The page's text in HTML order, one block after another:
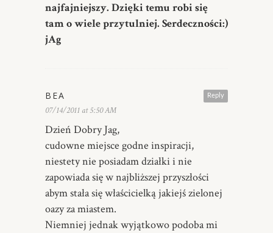
najfajniejszy. Dzięki temu robi się
tam o wiele przytulniej. Serdeczności:)
jAg
Reply
BEA
07/14/2011 at 5:50 AM
Dzień Dobry Jag,
cudowne miejsce godne inspiracji,
niestety nie posiadam działki i nie
zapowiada się w najbliższej przyszłości
abym stała się właścicielką jakiejś zielonej
oazy za miastem.
Niemniej jednak wyjątkowo podoba mi